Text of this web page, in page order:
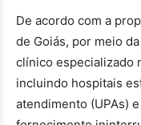
De acordo com a
de Goiás, por meio
clínico especializado
incluindo hospitais
atendimento (UPAs)